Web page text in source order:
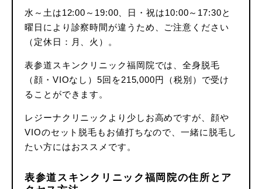
水～土は12:00～19:00、日・祝は10:00～17:30と
曜日により診察時間が違うため、ご注意ください
（定休日：月、火）。
表参道スキンクリニック福岡院では、全身脱毛
（顔・VIOなし）5回を215,000円（税別）で受け
ることができます。
レジーナクリニックより少しお高めですが、顔や
VIOのセット脱毛もお値打ちなので、一緒に脱毛し
たい方にはおススメです。
表参道スキンクリニック福岡院の住所とア